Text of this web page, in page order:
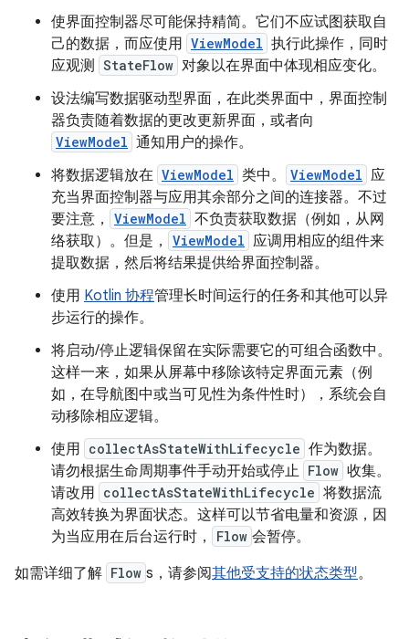
使界面控制器尽可能保持精简。它们不应试图获取自
己的数据，而应使用 ViewModel 执行此操作，同时
应观测 StateFlow 对象以在界面中体现相应变化。
设法编写数据驱动型界面，在此类界面中，界面控制
器负责随着数据的更改更新界面，或者向
ViewModel 通知用户的操作。
将数据逻辑放在 ViewModel 类中。 ViewModel 应
充当界面控制器与应用其余部分之间的连接器。不过
要注意，
ViewModel 不负责获取数据（例如，从网
络获取）。但是，
ViewModel 应调用相应的组件来
提取数据，然后将结果提供给界面控制器。
使用 Kotlin 协程管理长时间运行的任务和其他可以异
步运行的操作。
将启动/停止逻辑保留在实际需要它的可组合函数中。
这样一来，如果从屏幕中移除该特定界面元素（例
如，在导航图中或当可见性为条件性时），系统会自
动移除相应逻辑。
使用 collectAsStateWithLifecycle 作为数据。
请勿根据生命周期事件手动开始或停止 Flow 收集。
请改用 collectAsStateWithLifecycle 将数据流
高效转换为界面状态。这样可以节省电量和资源，因
为当应用在后台运行时，
Flow 会暂停。
如需详细了解 Flow s，请参阅其他受支持的状态类型。